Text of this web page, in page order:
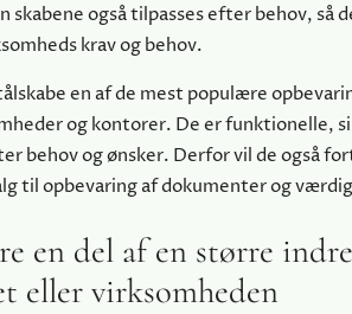
skabene også tilpasses efter behov, så
krav og behov.
en af de mest populære
og kontorer. De er funktionelle,
behov og ønsker. Derfor vil de også
til opbevaring af dokumenter og
en del af en større
eller virksomheden